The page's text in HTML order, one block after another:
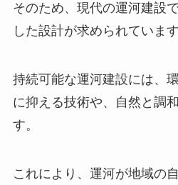
そのため、現代の運河建設
した設計が求められています
持続可能な運河建設には、
に抑える技術や、自然と調
す。
これにより、運河が地域の